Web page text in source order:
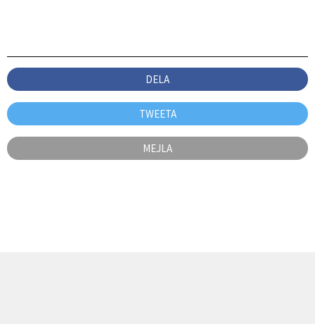
DELA
TWEETA
MEJLA